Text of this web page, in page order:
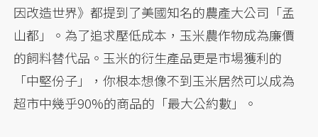
因改造世界》都提到了美國知名的農產大公司「孟
山都」。為了追求壓低成本，玉米農作物成為廉價
的飼料替代品。玉米的衍生產品更是市場獲利的
「中堅份子」，你根本想像不到玉米居然可以成為
超市中幾乎90%的商品的「最大公約數」。